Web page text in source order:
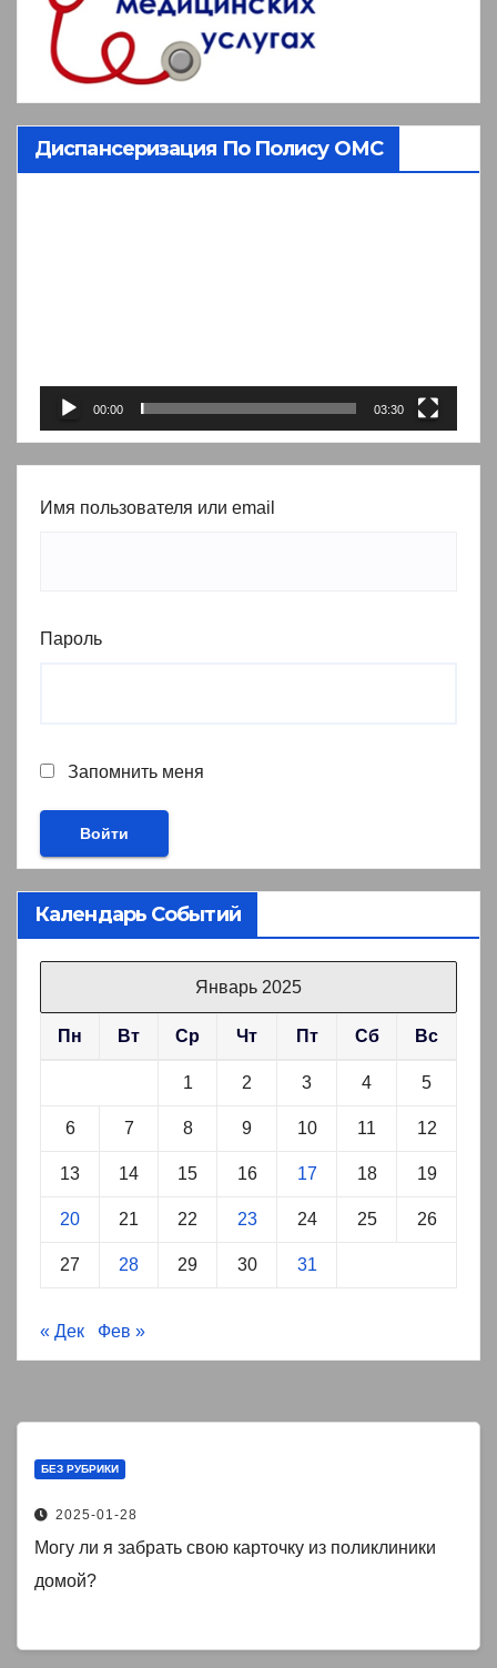
Диспансеризация По Полису ОМС
00:00 03:30
Имя пользователя или email
Пароль
Запомнить меня
Календарь Событий
Январь 2025
Пн Вт Ср Чт Пт Сб Вс
1 2 3 4 5
6 7 8 9 10 11 12
13 14 15 16 17 18 19
20 21 22 23 24 25 26
27 28 29 30 31
« Дек Фев »
БЕЗ РУБРИКИ
2025-01-28
Могу ли я забрать свою карточку из поликлиники
домой?